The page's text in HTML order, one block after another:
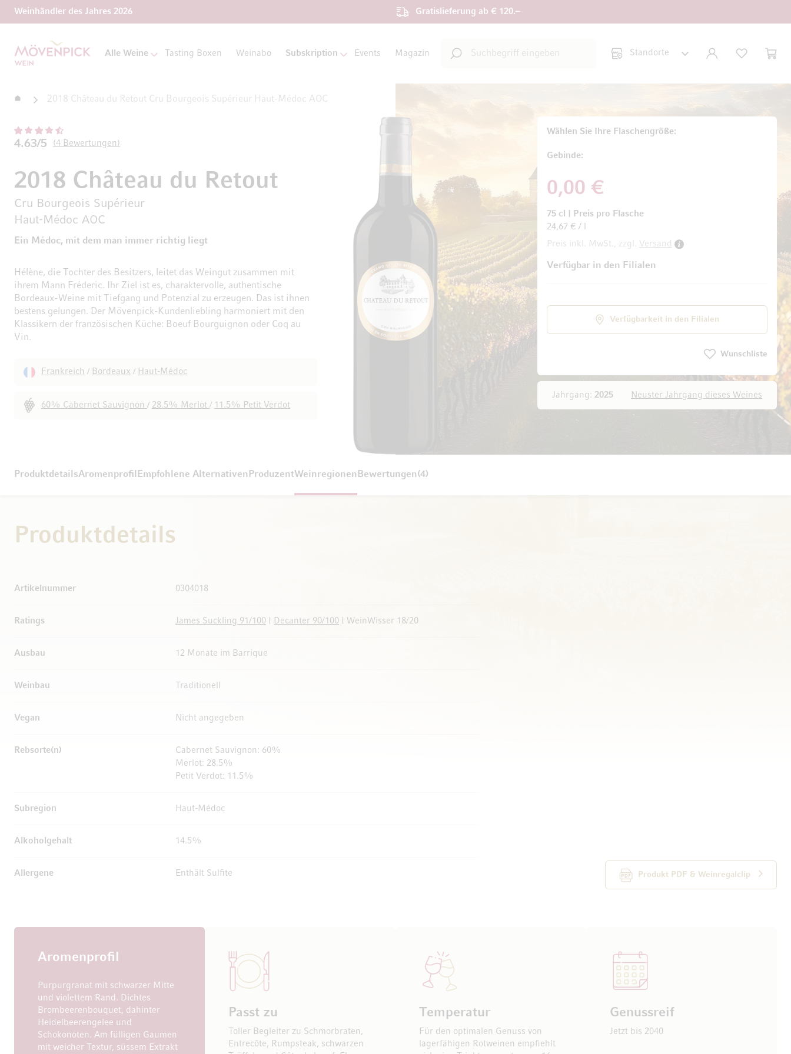
Weinhändler des Jahres 2026 Gratislieferung ab € 120.–
Zur Startseite
Alle Weine Tasting Boxen Weinabo Subskription Events Magazin
Suche KONTO WUNSCHLISTE
Startseite2018 Château du Retout Cru Bourgeois Supérieur Haut-Médoc AOC
4.63/5 4 Bewertungen
2018 Château du Retout
Cru Bourgeois Supérieur
Haut-Médoc AOC
Ein Médoc, mit dem man immer richtig liegt
Hélène, die Tochter des Besitzers, leitet das Weingut zusammen mit
ihrem Mann Fréderic. Ihr Ziel ist es, charaktervolle, authentische
Bordeaux-Weine mit Tiefgang und Potenzial zu erzeugen. Das ist ihnen
bestens gelungen. Der Mövenpick-Kundenliebling harmoniert mit den
Klassikern der französischen Küche: Boeuf Bourguignon oder Coq au
Vin.
Frankreich / Bordeaux / Haut-Médoc
60% Cabernet Sauvignon / 28.5% Merlot / 11.5% Petit Verdot
Jahrgang: 2025 Neuster Jahrgang dieses Weines
Wählen Sie Ihre Flaschengröße
Gebinde
0,00 €
75 cl
Preis pro Flasche
24,67 € / l
Preis inkl. MwSt., zzgl. Versand
Verfügbar in den Filialen
Verfügbarkeit in den Filialen
Wunschliste
Zum Ende der Bildgalerie springenZum Anfang der Bildgalerie springen
ProduktdetailsAromenprofil Empfohlene Alternativen ProduzentWeinregionen Bewertungen 4
Produktdetails
Produkt PDF & Weinregalclip
Artikelnummer 0304018
Ratings James Suckling 91/100 Decanter 90/100 | WeinWisser 18/20
Ausbau 12 Monate im Barrique
Weinbau Traditionell
Vegan Nicht angegeben
Rebsorte(n)
Cabernet Sauvignon: 60%
Merlot: 28.5%
Petit Verdot: 11.5%
Subregion Haut-Médoc
Alkoholgehalt 14.5%
Allergene Enthält Sulfite
Aromenprofil
Purpurgranat mit schwarzer Mitte
und violettem Rand. Dichtes
Brombeerenbouquet, dahinter
Heidelbeerengelee und
Schokonoten. Am fülligen Gaumen
mit weicher Textur, süssem Extrakt
Passt zu
Toller Begleiter zu Schmorbraten,
Entrecôte, Rumpsteak, schwarzen
Temperatur
Für den optimalen Genuss von
lagerfähigen Rotweinen empfiehlt
Genussreif
Jetzt bis 2040